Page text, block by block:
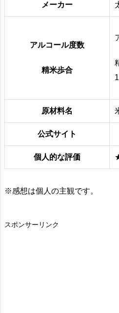
メーカー
アルコール度数
精米歩合
原材料名
公式サイト
個人的な評価
※感想は個人の主観です。
スポンサーリンク